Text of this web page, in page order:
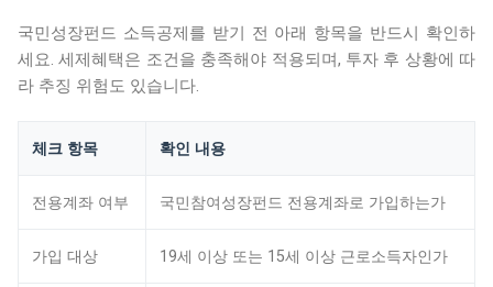
국민성장펀드 소득공제를 받기 전 아래 항목을 반드시 확인하
세요. 세제혜택은 조건을 충족해야 적용되며, 투자 후 상황에 따
라 추징 위험도 있습니다.
체크 항목 확인 내용
전용계좌 여부 국민참여성장펀드 전용계좌로 가입하는가
가입 대상 19세 이상 또는 15세 이상 근로소득자인가